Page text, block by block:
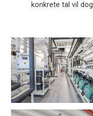
konkrete tal vil